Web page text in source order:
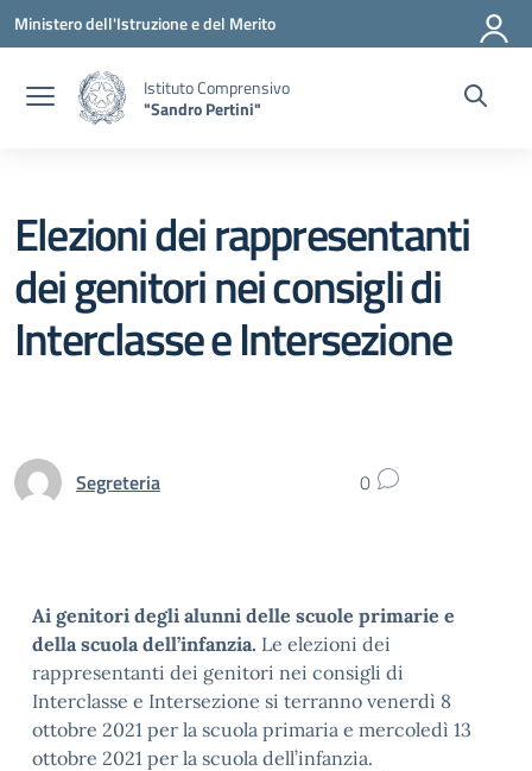
Vai ai contenuti
Vai al menu di navigazione
Vai al footer
Ministero dell'Istruzione e del Merito
Istituto Comprensivo
"Sandro Pertini"
Elezioni dei rappresentanti
dei genitori nei consigli di
Interclasse e Intersezione
Segreteria 0
Ai genitori degli alunni delle scuole primarie e
della scuola dell’infanzia. Le elezioni dei
rappresentanti dei genitori nei consigli di
Interclasse e Intersezione si terranno venerdì 8
ottobre 2021 per la scuola primaria e mercoledì 13
ottobre 2021 per la scuola dell’infanzia.